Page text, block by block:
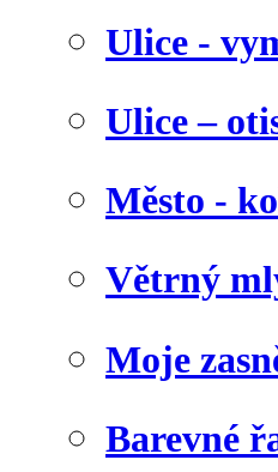
Ulice -
Ulice –
Město -
Větrný
Moje
Barevné